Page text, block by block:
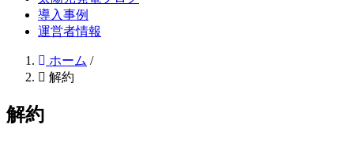
導入事例
運営者情報
ホーム /
解約
解約